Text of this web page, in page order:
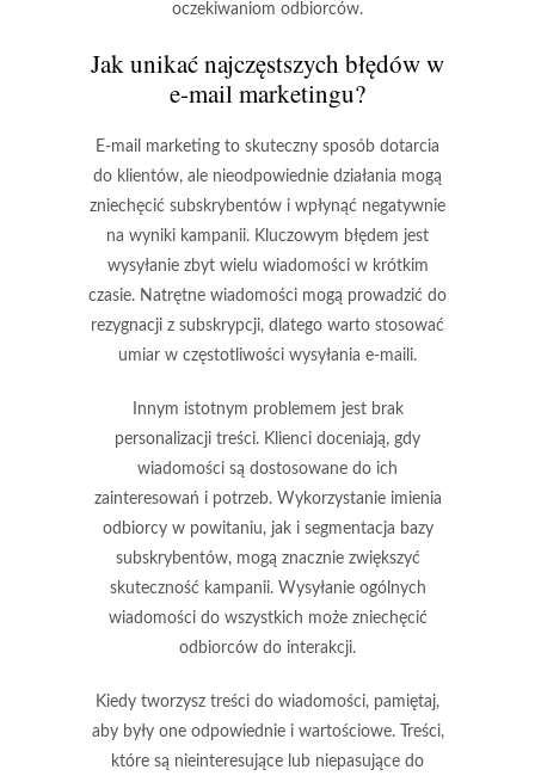
oczekiwaniom odbiorców.
Jak unikać najczęstszych błędów w
e-mail marketingu?
E-mail marketing to skuteczny sposób dotarcia
do klientów, ale nieodpowiednie działania mogą
zniechęcić subskrybentów i wpłynąć negatywnie
na wyniki kampanii. Kluczowym błędem jest
wysyłanie zbyt wielu wiadomości w krótkim
czasie. Natrętne wiadomości mogą prowadzić do
rezygnacji z subskrypcji, dlatego warto stosować
umiar w częstotliwości wysyłania e-maili.
Innym istotnym problemem jest brak
personalizacji treści. Klienci doceniają, gdy
wiadomości są dostosowane do ich
zainteresowań i potrzeb. Wykorzystanie imienia
odbiorcy w powitaniu, jak i segmentacja bazy
subskrybentów, mogą znacznie zwiększyć
skuteczność kampanii. Wysyłanie ogólnych
wiadomości do wszystkich może zniechęcić
odbiorców do interakcji.
Kiedy tworzysz treści do wiadomości, pamiętaj,
aby były one odpowiednie i wartościowe. Treści,
które są nieinteresujące lub niepasujące do